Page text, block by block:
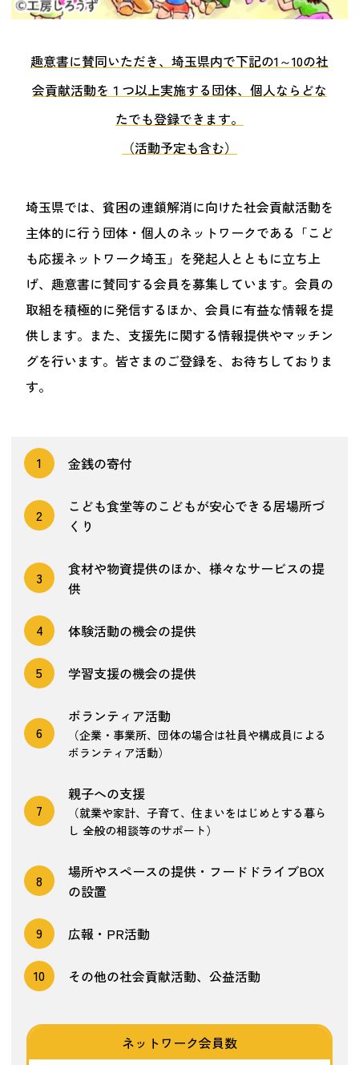
趣意書に賛同いただき、埼玉県内で下記の1～10の社
会貢献活動を１つ以上実施する団体、個人ならどな
たでも登録できます。
（活動予定も含む）
埼玉県では、貧困の連鎖解消に向けた社会貢献活動を
主体的に行う団体・個人のネットワークである「こど
も応援ネットワーク埼玉」を発起人とともに立ち上
げ、趣意書に賛同する会員を募集しています。会員の
取組を積極的に発信するほか、会員に有益な情報を提
供します。また、支援先に関する情報提供やマッチン
グを行います。皆さまのご登録を、お待ちしておりま
す。
1 金銭の寄付
2
こども食堂等のこどもが安心できる居場所づ
くり
3
食材や物資提供のほか、様々なサービスの提
供
4 体験活動の機会の提供
5 学習支援の機会の提供
6
ボランティア活動
（企業・事業所、団体の場合は社員や構成員による
ボランティア活動）
7
親子への支援
（就業や家計、子育て、住まいをはじめとする暮ら
し 全般の相談等のサポート）
8
場所やスペースの提供・フードドライブBOX
の設置
9 広報・PR活動
10 その他の社会貢献活動、公益活動
ネットワーク会員数